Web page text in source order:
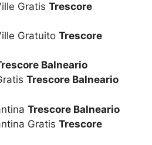
Gratis Trescore
Gratuito Trescore
Balneario
Trescore Balneario
Trescore Balneario
Gratis Trescore